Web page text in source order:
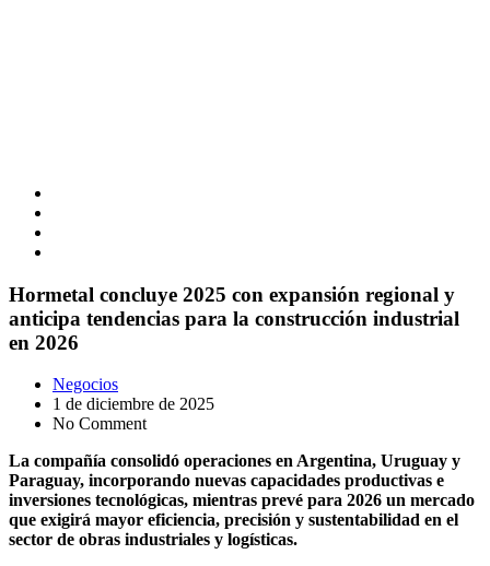
Hormetal concluye 2025 con expansión regional y
anticipa tendencias para la construcción industrial
en 2026
Negocios
1 de diciembre de 2025
No Comment
La compañía consolidó operaciones en Argentina, Uruguay y
Paraguay, incorporando nuevas capacidades productivas e
inversiones tecnológicas, mientras prevé para 2026 un mercado
que exigirá mayor eficiencia, precisión y sustentabilidad en el
sector de obras industriales y logísticas.